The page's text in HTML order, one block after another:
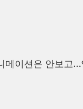
메이션은 안보고